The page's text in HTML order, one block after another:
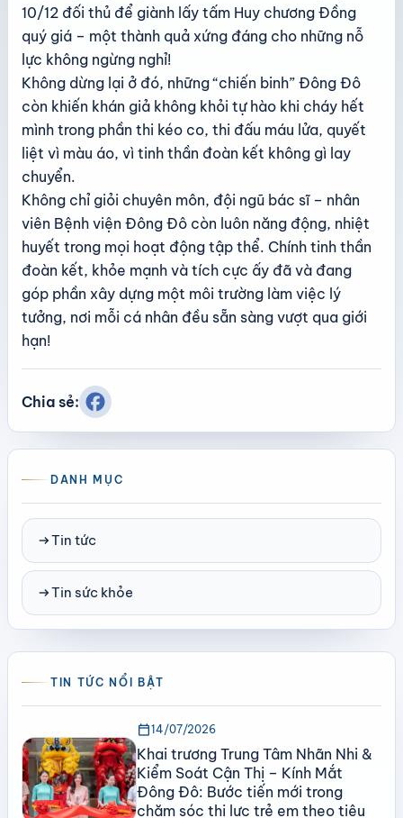
10/12 đối thủ để giành lấy tấm Huy chương Đồng
quý giá – một thành quả xứng đáng cho những nỗ
lực không ngừng nghỉ!
Không dừng lại ở đó, những “chiến binh” Đông Đô
còn khiến khán giả không khỏi tự hào khi cháy hết
mình trong phần thi kéo co, thi đấu máu lửa, quyết
liệt vì màu áo, vì tinh thần đoàn kết không gì lay
chuyển.
Không chỉ giỏi chuyên môn, đội ngũ bác sĩ – nhân
viên Bệnh viện Đông Đô còn luôn năng động, nhiệt
huyết trong mọi hoạt động tập thể. Chính tinh thần
đoàn kết, khỏe mạnh và tích cực ấy đã và đang
góp phần xây dựng một môi trường làm việc lý
tưởng, nơi mỗi cá nhân đều sẵn sàng vượt qua giới
hạn!
Chia sẻ:
DANH MỤC
arrow_right_altTin tức
arrow_right_altTin sức khỏe
TIN TỨC NỔI BẬT
calendar_today14/07/2026
Khai trương Trung Tâm Nhãn Nhi &
Kiểm Soát Cận Thị – Kính Mắt
Đông Đô: Bước tiến mới trong
chăm sóc thị lực trẻ em theo tiêu